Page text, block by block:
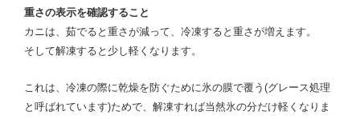
重さの表示を確認すること
カニは、茹でると重さが減って、冷凍すると重さが増えます。
そして解凍すると少し軽くなります。
これは、冷凍の際に乾燥を防ぐために氷の膜で覆う(グレース処理
と呼ばれています)ためで、解凍すれば当然氷の分だけ軽くなりま